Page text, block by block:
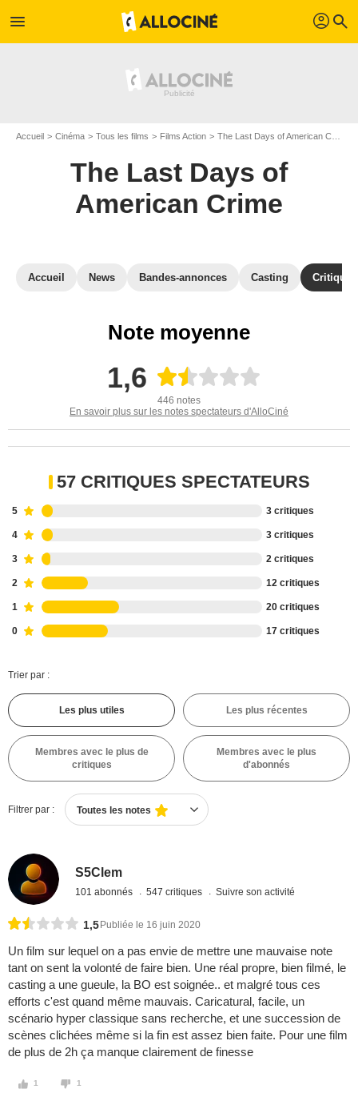
menu profil search
Accueil Cinéma Tous les films Films Action The Last Days of American Crime
The Last Days of
American Crime
Accueil News Bandes-annonces Casting
Note moyenne
1,6
446 notes
En savoir plus sur les notes spectateurs d'AlloCiné
57 CRITIQUES SPECTATEURS
5 3 critiques
4 3 critiques
3 2 critiques
2 12 critiques
1 20 critiques
0 17 critiques
Trier par :
Les plus utiles Les plus récentes
Membres avec le plus de
critiques
Membres avec le plus
d'abonnés
Filtrer par : Toutes les notes
S5Clem
101 abonnés 547 critiques Suivre son activité
1,5 Publiée le 16 juin 2020
Un film sur lequel on a pas envie de mettre une mauvaise note
tant on sent la volonté de faire bien. Une réal propre, bien filmé, le
casting a une gueule, la BO est soignée.. et malgré tous ces
efforts c'est quand même mauvais. Caricatural, facile, un
scénario hyper classique sans recherche, et une succession de
scènes clichées même si la fin est assez bien faite. Pour une film
de plus de 2h ça manque clairement de finesse
1 1